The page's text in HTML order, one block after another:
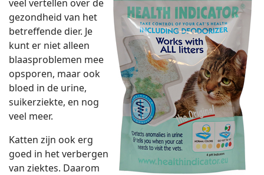
veel vertellen over de
gezondheid van het
betreffende dier. Je
kunt er niet alleen
blaasproblemen mee
opsporen, maar ook
bloed in de urine,
suikerziekte, en nog
veel meer.
Katten zijn ook erg
goed in het verbergen
van ziektes. Daarom